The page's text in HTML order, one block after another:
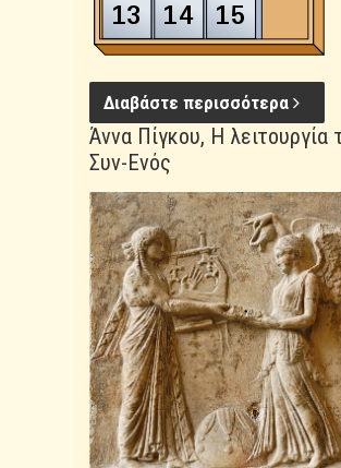
Διαβάστε περισσότερα
Άννα Πίγκου, Η λειτουργία
Συν-Ενός